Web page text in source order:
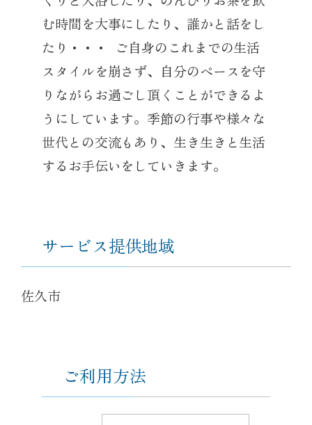
む時間を大事にしたり、誰かと話をし
たり・・・ ご自身のこれまでの生活
スタイルを崩さず、自分のペースを守
りながらお過ごし頂くことができるよ
うにしています。季節の行事や様々な
世代との交流もあり、生き生きと生活
するお手伝いをしていきます。
サービス提供地域
佐久市
ご利用方法